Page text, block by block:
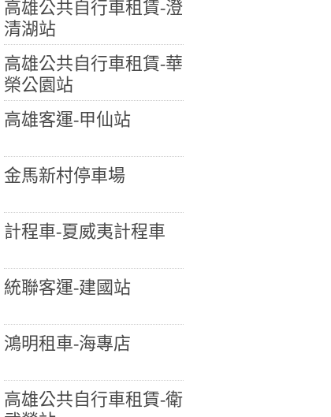
高雄公共自行車租賃-澄
清湖站
高雄公共自行車租賃-華
榮公園站
高雄客運-甲仙站
金馬新村停車場
計程車-夏威夷計程車
統聯客運-建國站
鴻明租車-海專店
高雄公共自行車租賃-衛